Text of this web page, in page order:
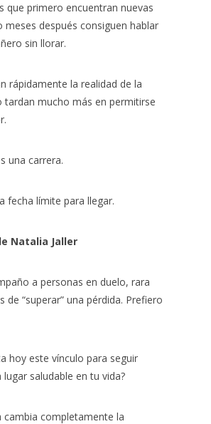
que primero encuentran nuevas
meses después consiguen hablar
sin llorar.
rápidamente la realidad de la
tardan mucho más en permitirse
una carrera.
fecha límite para llegar.
Natalia Jaller
a personas en duelo, rara
de “superar” una pérdida. Prefiero
hoy este vínculo para seguir
saludable en tu vida?
cambia completamente la